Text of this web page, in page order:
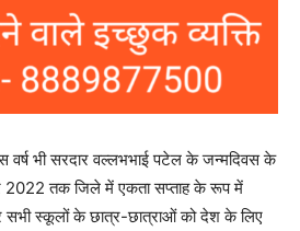
वर्ष भी सरदार वल्लभभाई पटेल के जन्मदिवस के
तक जिले में एकता सप्ताह के रूप में
सभी स्कूलों के छात्र-छात्राओं को देश के लिए